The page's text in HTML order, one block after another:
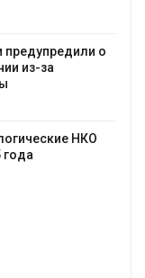
предупредили о
из-за
НКО
года